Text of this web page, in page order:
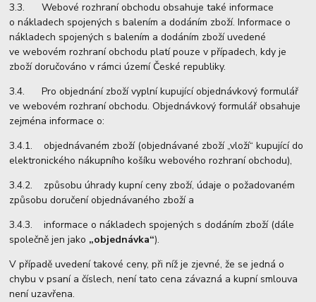
3.3. Webové rozhraní obchodu obsahuje také informace
o nákladech spojených s balením a dodáním zboží. Informace o
nákladech spojených s balením a dodáním zboží uvedené
ve webovém rozhraní obchodu platí pouze v případech, kdy je
zboží doručováno v rámci území České republiky.
3.4. Pro objednání zboží vyplní kupující objednávkový formulář
ve webovém rozhraní obchodu. Objednávkový formulář obsahuje
zejména informace o:
3.4.1. objednávaném zboží (objednávané zboží „vloží“ kupující do
elektronického nákupního košíku webového rozhraní obchodu),
3.4.2. způsobu úhrady kupní ceny zboží, údaje o požadovaném
způsobu doručení objednávaného zboží a
3.4.3. informace o nákladech spojených s dodáním zboží (dále
společně jen jako „objednávka“).
V případě uvedení takové ceny, při níž je zjevné, že se jedná o
chybu v psaní a číslech, není tato cena závazná a kupní smlouva
není uzavřena.